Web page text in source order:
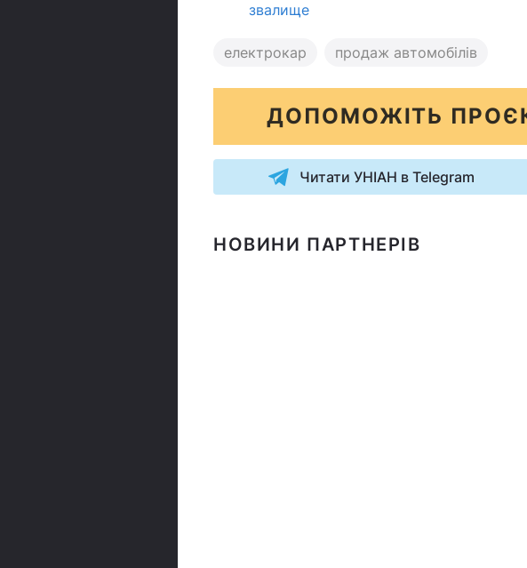
звалище
електрокар продаж автомобілів
ДОПОМОЖІТЬ
Читати УНІАН в Telegram
НОВИНИ ПАРТНЕРІВ